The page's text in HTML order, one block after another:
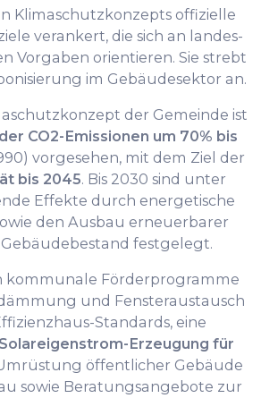
Klimaschutzkonzepts offizielle
verankert, die sich an landes-
Vorgaben orientieren. Sie strebt
im Gebäudesektor an.
der Gemeinde ist
CO2-Emissionen um 70% bis
vorgesehen, mit dem Ziel der
bis 2045. Bis 2030 sind unter
Effekte durch energetische
den Ausbau erneuerbarer
festgelegt.
kommunale Förderprogramme
und Fensteraustausch
Standards, eine
Solareigenstrom-Erzeugung für
öffentlicher Gebäude
sowie Beratungsangebote zur